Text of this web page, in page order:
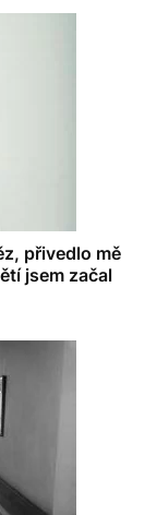
přivedlo mě
jsem začal